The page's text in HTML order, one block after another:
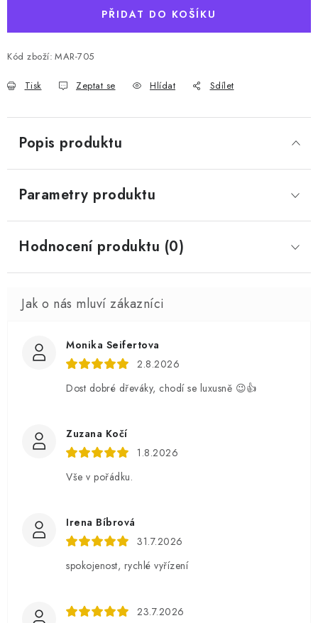
PŘIDAT DO KOŠÍKU
Kód zboží: MAR-705
Tisk Zeptat se Hlídat Sdílet
Popis produktu
Parametry produktu
Hodnocení produktu (0)
Monika Seifertova
2.8.2026
Dost dobré dřeváky, chodí se luxusně 😉👍
Zuzana Kočí
1.8.2026
Vše v pořádku.
Irena Bíbrová
31.7.2026
spokojenost, rychlé vyřízení
23.7.2026